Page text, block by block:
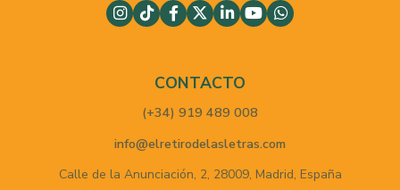
CONTACTO
(+34) 919 489 008
info@elretirodelasletras.com
Calle de la Anunciación, 2, 28009, Madrid, España